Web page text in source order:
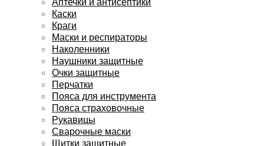
Каски
Краги
Маски и респираторы
Наколенники
Наушники защитные
Очки защитные
Перчатки
Пояса для инструмента
Пояса страховочные
Рукавицы
Сварочные маски
Щитки защитные